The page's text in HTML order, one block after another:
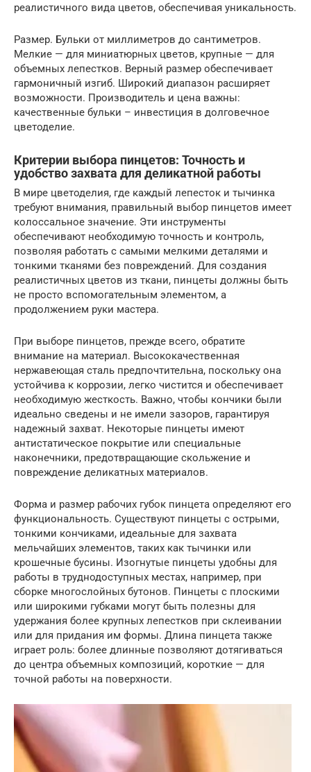
реалистичного вида цветов, обеспечивая уникальность.
Размер. Бульки от миллиметров до сантиметров.
Мелкие — для миниатюрных цветов, крупные — для
объемных лепестков. Верный размер обеспечивает
гармоничный изгиб. Широкий диапазон расширяет
возможности. Производитель и цена важны:
качественные бульки – инвестиция в долговечное
цветоделие.
Критерии выбора пинцетов: Точность и
удобство захвата для деликатной работы
В мире цветоделия, где каждый лепесток и тычинка
требуют внимания, правильный выбор пинцетов имеет
колоссальное значение. Эти инструменты
обеспечивают необходимую точность и контроль,
позволяя работать с самыми мелкими деталями и
тонкими тканями без повреждений. Для создания
реалистичных цветов из ткани, пинцеты должны быть
не просто вспомогательным элементом, а
продолжением руки мастера.
При выборе пинцетов, прежде всего, обратите
внимание на материал. Высококачественная
нержавеющая сталь предпочтительна, поскольку она
устойчива к коррозии, легко чистится и обеспечивает
необходимую жесткость. Важно, чтобы кончики были
идеально сведены и не имели зазоров, гарантируя
надежный захват. Некоторые пинцеты имеют
антистатическое покрытие или специальные
наконечники, предотвращающие скольжение и
повреждение деликатных материалов.
Форма и размер рабочих губок пинцета определяют его
функциональность. Существуют пинцеты с острыми,
тонкими кончиками, идеальные для захвата
мельчайших элементов, таких как тычинки или
крошечные бусины. Изогнутые пинцеты удобны для
работы в труднодоступных местах, например, при
сборке многослойных бутонов. Пинцеты с плоскими
или широкими губками могут быть полезны для
удержания более крупных лепестков при склеивании
или для придания им формы. Длина пинцета также
играет роль: более длинные позволяют дотягиваться
до центра объемных композиций, короткие — для
точной работы на поверхности.